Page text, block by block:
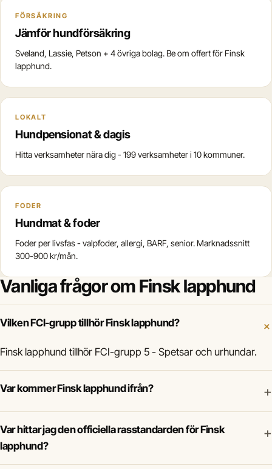
FÖRSÄKRING
Jämför hundförsäkring
Sveland, Lassie, Petson + 4 övriga bolag. Be om offert för Finsk
lapphund.
LOKALT
Hundpensionat & dagis
Hitta verksamheter nära dig - 199 verksamheter i 10 kommuner.
FODER
Hundmat & foder
Foder per livsfas - valpfoder, allergi, BARF, senior. Marknadssnitt
300-900 kr/mån.
Vanliga frågor om Finsk lapphund
Vilken FCI-grupp tillhör Finsk lapphund?
Finsk lapphund tillhör FCI-grupp 5 - Spetsar och urhundar.
Var kommer Finsk lapphund ifrån? +
Var hittar jag den officiella rasstandarden för Finsk
lapphund?
+